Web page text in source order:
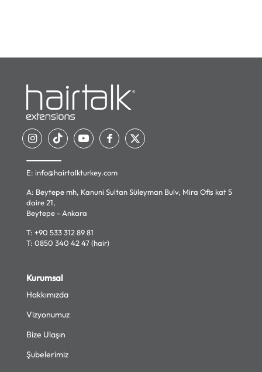
E: info@hairtalkturkey.com
A: Beytepe mh, Kanuni Sultan Süleyman Bulv, Mira Ofis kat 5
daire 21,
Beytepe - Ankara
T: +90 533 312 89 81
T: 0850 340 42 47 (hair)
Kurumsal
Hakkımızda
Vizyonumuz
Bize Ulaşın
Şubelerimiz